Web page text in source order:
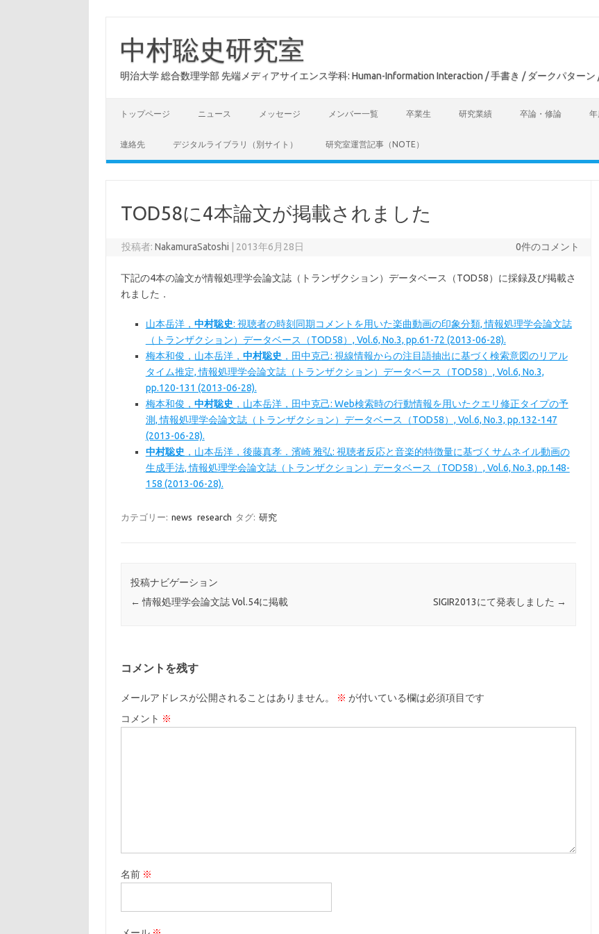
中村聡史研究室
明治大学 総合数理学部 先端メディアサイエンス学科: Human-Information Interaction / 手書き / ダークパターン
トップページ ニュース メッセージ メンバー一覧 卒業生 研究業績 卒論・修論 年
連絡先 デジタルライブラリ（別サイト） 研究室運営記事（NOTE）
TOD58に4本論文が掲載されました
投稿者:NakamuraSatoshi 2013年6月28日 0件のコメント
下記の4本の論文が情報処理学会論文誌（トランザクション）データベース（TOD58）に採録及び掲載さ
れました．
山本岳洋， 中村聡史: 視聴者の時刻同期コメントを用いた楽曲動画の印象分類, 情報処理学会論文誌
（トランザクション）データベース（TOD58）, Vol.6, No.3, pp.61-72 (2013-06-28).
梅本和俊，山本岳洋， 中村聡史 ，田中克己: 視線情報からの注目語抽出に基づく検索意図のリアル
タイム推定, 情報処理学会論文誌（トランザクション）データベース（TOD58）, Vol.6, No.3,
pp.120-131 (2013-06-28).
梅本和俊， 中村聡史 ，山本岳洋，田中克己: Web検索時の行動情報を用いたクエリ修正タイプの予
測, 情報処理学会論文誌（トランザクション）データベース（TOD58）, Vol.6, No.3, pp.132-147
(2013-06-28).
中村聡史 ，山本岳洋，後藤真孝．濱崎 雅弘: 視聴者反応と音楽的特徴量に基づくサムネイル動画の
生成手法, 情報処理学会論文誌（トランザクション）データベース（TOD58）, Vol.6, No.3, pp.148-
158 (2013-06-28).
カテゴリー: news research タグ: 研究
投稿ナビゲーション
← 情報処理学会論文誌 Vol.54に掲載 SIGIR2013にて発表しました →
コメントを残す
メールアドレスが公開されることはありません。 ※ が付いている欄は必須項目です
コメント ※
名前 ※